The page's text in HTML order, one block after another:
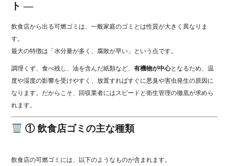
ト ―
飲食店から出る可燃ゴミは、一般家庭のゴミとは性質が大きく異なりま
す。
最大の特徴は「水分量が多く、腐敗が早い」という点です。
調理くず、食べ残し、油を含んだ紙類など、有機物が中心となるため、温
度や湿度の影響を受けやすく、放置すればすぐに悪臭や害虫発生の原因に
なります。だからこそ、回収業者にはスピードと衛生管理の徹底が求めら
れます。
① 飲食店ゴミの主な種類
飲食店の可燃ゴミには、以下のようなものが含まれます。